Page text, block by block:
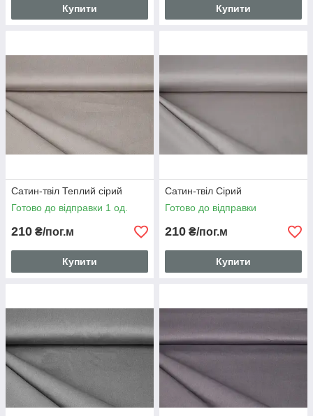
Купити Купити
Сатин-твіл Теплий сірий
Готово до відправки 1 од.
210 ₴/пог.м
Купити
Сатин-твіл Cірий
Готово до відправки
210 ₴/пог.м
Купити